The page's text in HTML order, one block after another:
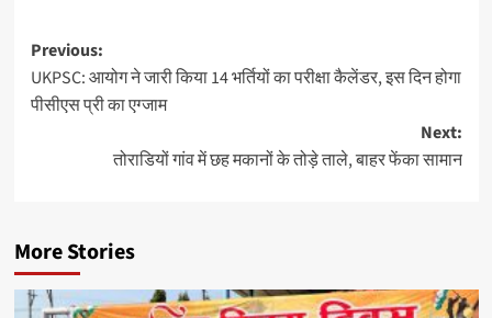
Previous:
UKPSC: आयोग ने जारी किया 14 भर्तियों का परीक्षा कैलेंडर, इस दिन होगा
पीसीएस प्री का एग्जाम
Next:
तोराडियों गांव में छह मकानों के तोड़े ताले, बाहर फेंका सामान
More Stories